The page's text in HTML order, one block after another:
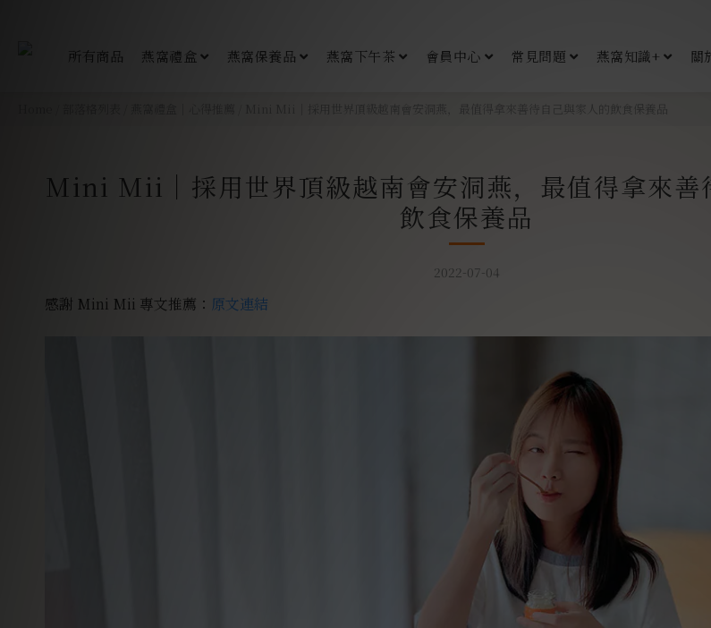
所有商品 燕窩禮盒 燕窩保養品 燕窩下午茶 會員中心 常見問題 燕窩知識+ 關
Mini Mii｜採用世界頂級越南會安洞燕，最值得拿來善待自己與家人的飲食保養品
Mini Mii｜採用世界頂級越南會安洞燕，最值得拿來善
飲食保養品
2022-07-04
感謝 Mini Mii 專文推薦： 原文連結